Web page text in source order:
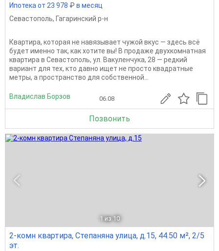
Ипотека от 23 978 ₽ в месяц
Севастополь, Гагаринский р-н
Квартира, которая не навязывает чужой вкус — здесь всё
будет именно так, как хотите вы! В продаже двухкомнатная
квартира в Севастополь, ул. Вакуленчука, 28 — редкий
вариант для тех, кто давно ищет не просто квадратные
метры, а пространство для собственной...
Владислав Борзов 06.08
Позвонить
1 из 10
2-комн квартира, Степаняна улица, д.15, 44.50 м², 2/5
эт.